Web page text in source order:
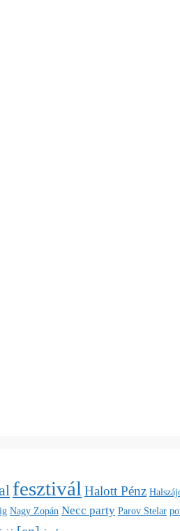
fesztivál Halott Pénz
Nagy Zopán Necc party Parov Stelar